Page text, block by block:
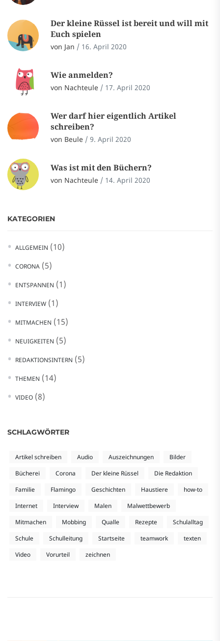
Der kleine Rüssel ist bereit und will mit
Euch spielen
von Jan / 16. April 2020
Wie anmelden?
von Nachteule / 17. April 2020
Wer darf hier eigentlich Artikel
schreiben?
von Beule / 9. April 2020
Was ist mit den Büchern?
von Nachteule / 14. April 2020
KATEGORIEN
ALLGEMEIN (10)
CORONA (5)
ENTSPANNEN (1)
INTERVIEW (1)
MITMACHEN (15)
NEUIGKEITEN (5)
REDAKTIONSINTERN (5)
THEMEN (14)
VIDEO (8)
SCHLAGWÖRTER
Artikel schreiben Audio Auszeichnungen
Bilder
Bücherei
Corona Der kleine Rüssel
Die Redaktion
Familie
Flamingo Geschichten Haustiere
how-to
Internet
Interview Malen
Malwettbewerb
Mitmachen
Mobbing Qualle Rezepte
Schulalltag
Schule
Schulleitung Startseite teamwork
texten
Video
Vorurteil zeichnen